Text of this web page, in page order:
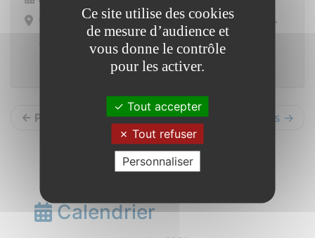
Visite dès maintenant et jusqu’au 31 janvier
2022 dans le Hall de la mairie
← Précédents Suivants →
Calendrier
Ce site utilise des cookies
de mesure d’audience et
vous donne le contrôle
pour les activer.
Tout accepter
Tout refuser
Personnaliser